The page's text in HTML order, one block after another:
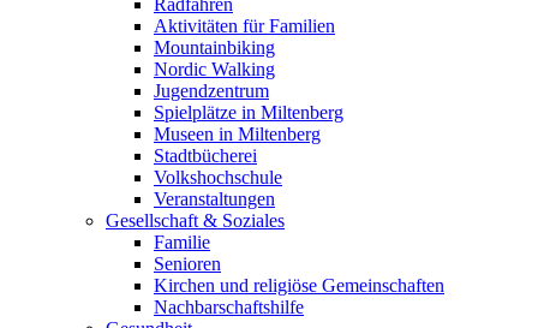
Radfahren
Aktivitäten für Familien
Mountainbiking
Nordic Walking
Jugendzentrum
Spielplätze in Miltenberg
Museen in Miltenberg
Stadtbücherei
Volkshochschule
Veranstaltungen
Gesellschaft & Soziales
Familie
Senioren
Kirchen und religiöse Gemeinschaften
Nachbarschaftshilfe